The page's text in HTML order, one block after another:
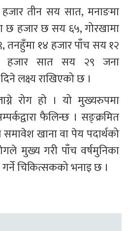
तीन सय सात, मनाङमा
हजार छ सय ६५, गोरखामा
१४ हजार पाँच सय १२
हजार सात सय २९ जना
लक्ष्य राखिएको छ ।
रोग हो । यो मुख्यरुपमा
फैलिन्छ । सङ्क्रमित
समावेश खाना वा पेय पदार्थको
मुख्य गरी पाँच वर्षमुनिका
चिकित्सकको भनाइ छ ।